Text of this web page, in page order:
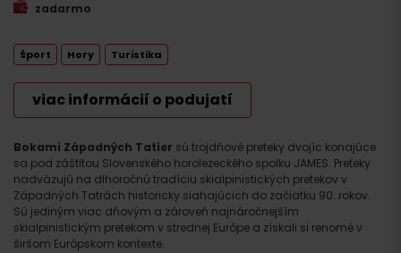
Bokami Západných Tatier sú trojdňové preteky dvojíc konajúce
sa pod záštitou Slovenského horolezeckého spolku JAMES. Preteky
nadväzujú na dlhoročnú tradíciu skialpinistických pretekov v
Západných Tatrách historicky siahajúcich do začiatku 90. rokov.
Sú jediným viac dňovým a zároveň najnáročnejším
skialpinistickým pretekom v strednej Európe a získali si renomé v
širšom Európskom kontexte.
zadarmo
Hory
Šport Turistika
viac informácií o podujatí